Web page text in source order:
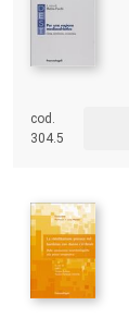
cod.
304.5